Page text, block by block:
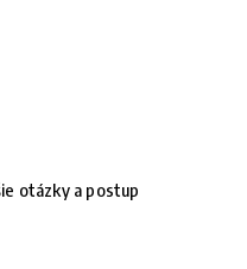
otázky a postup